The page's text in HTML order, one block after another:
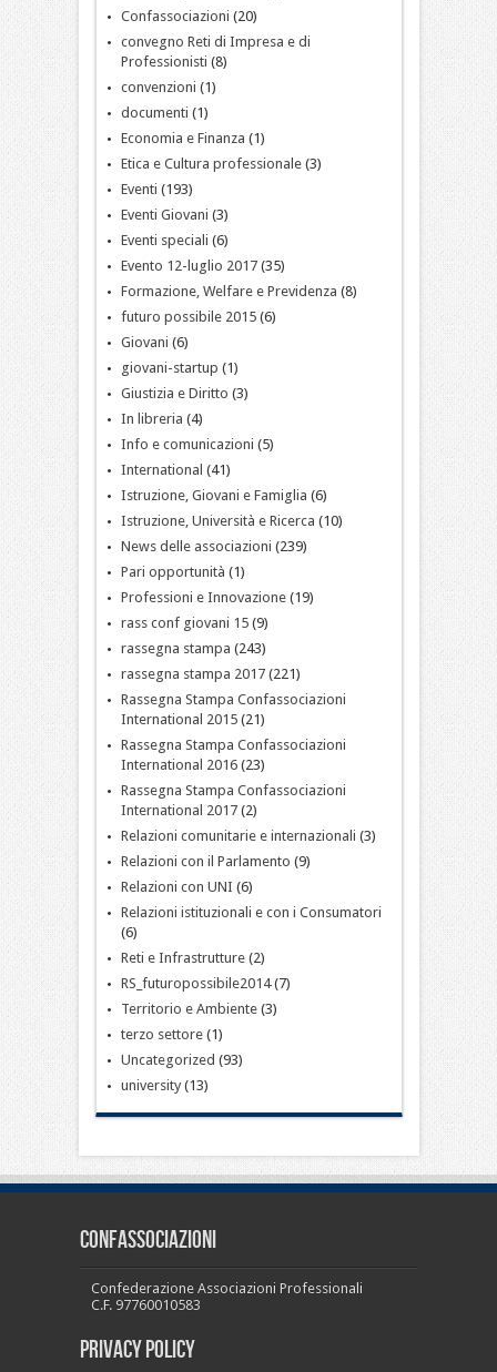
Confassociazioni (20)
convegno Reti di Impresa e di
Professionisti (8)
convenzioni (1)
documenti (1)
Economia e Finanza (1)
Etica e Cultura professionale(3)
Eventi (193)
Eventi Giovani (3)
Eventi speciali (6)
Evento 12-luglio 2017(35)
Formazione, Welfare e Previdenza (8)
futuro possibile 2015(6)
Giovani (6)
giovani-startup (1)
Giustizia e Diritto (3)
In libreria (4)
Info e comunicazioni (5)
International (41)
Istruzione, Giovani e Famiglia (6)
Istruzione, Università e Ricerca (10)
News delle associazioni (239)
Pari opportunità (1)
Professioni e Innovazione(19)
rass conf giovani 15(9)
rassegna stampa (243)
rassegna stampa 2017(221)
Rassegna Stampa Confassociazioni
International 2015(21)
Rassegna Stampa Confassociazioni
International 2016(23)
Rassegna Stampa Confassociazioni
International 2017(2)
Relazioni comunitarie e internazionali (3)
Relazioni con il Parlamento (9)
Relazioni con UNI (6)
Relazioni istituzionali e con i Consumatori
(6)
Reti e Infrastrutture(2)
RS_futuropossibile2014(7)
Territorio e Ambiente(3)
terzo settore(1)
Uncategorized (93)
university(13)
CONFASSOCIAZIONI
Confederazione Associazioni Professionali
C.F. 97760010583
PRIVACY POLICY